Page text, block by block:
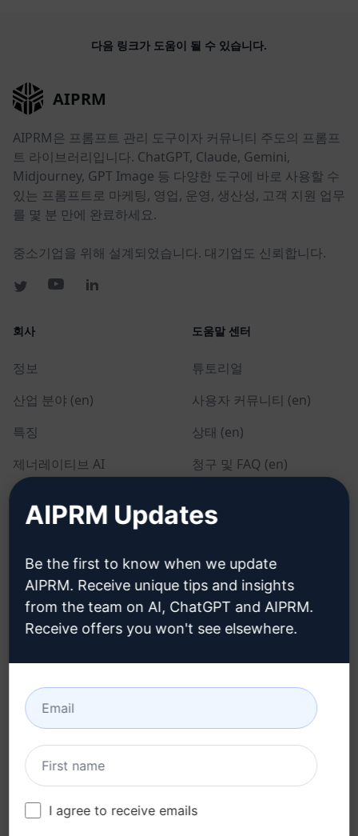
다음 링크가 도움이 될 수 있습니다.
AIPRM
AIPRM은 프롬프트 관리 도구이자 커뮤니티 주도의 프롬프
트 라이브러리입니다. ChatGPT, Claude, Gemini,
Midjourney, GPT Image 등 다양한 도구에 바로 사용할 수
있는 프롬프트로 마케팅, 영업, 운영, 생산성, 고객 지원 업무
를 몇 분 만에 완료하세요.
중소기업을 위해 설계되었습니다. 대기업도 신뢰합니다.
회사
정보
산업 분야 (en)
특징
제너레이티브 AI
팀 요금제 (en)
블로그 (en)
도움말 센터
튜토리얼
사용자 커뮤니티 (en)
상태 (en)
청구 및 FAQ (en)
법률
사용 제한 정책 (en)
이용 약관 (en)
브라우저 확장 약관 (en)
청구 약관 (en)
다운로드
Google 크롬
AIPRM Updates
Be the first to know when we update
AIPRM. Receive unique tips and insights
from the team on AI, ChatGPT and AIPRM.
Receive offers you won't see elsewhere.
I agree to receive emails